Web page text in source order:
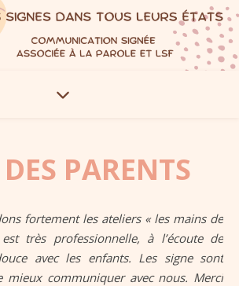
PARENTS
fortement les ateliers « les mains de
très professionnelle, à l’écoute de
avec les enfants. Les signe sont
mieux communiquer avec nous. Merci